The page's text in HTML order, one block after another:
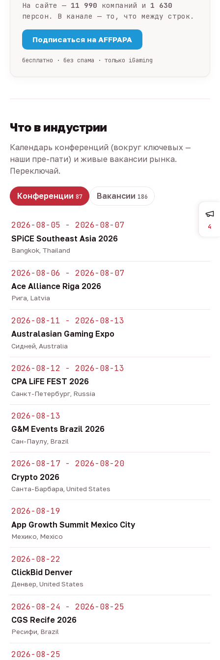
На сайте — 11 990 компаний и 1 630
персон. В канале — то, что между строк.
Подписаться на AFFPAPA
бесплатно · без спама · только iGaming
Что в индустрии
Календарь конференций (вокруг ключевых —
наши пре-пати) и живые вакансии рынка.
Переключай.
Конференции 87 Вакансии 186
2026-08-05 - 2026-08-07
SPiCE Southeast Asia 2026
Bangkok, Thailand
2026-08-06 - 2026-08-07
Ace Alliance Riga 2026
Рига, Latvia
2026-08-11 - 2026-08-13
Australasian Gaming Expo
Сидней, Australia
2026-08-12 - 2026-08-13
CPA LiFE FEST 2026
Санкт-Петербург, Russia
2026-08-13
G&M Events Brazil 2026
Сан-Паулу, Brazil
2026-08-17 - 2026-08-20
Crypto 2026
Санта-Барбара, United States
2026-08-19
App Growth Summit Mexico City
Мехико, Mexico
2026-08-22
ClickBid Denver
Денвер, United States
2026-08-24 - 2026-08-25
CGS Recife 2026
Ресифи, Brazil
2026-08-25
4